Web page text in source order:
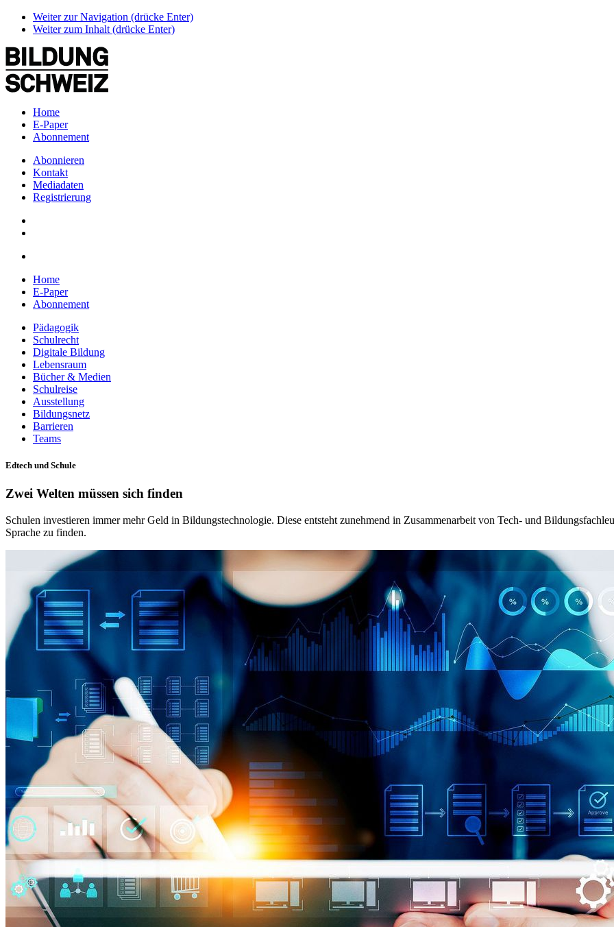
Weiter zur Navigation (drücke Enter)
Weiter zum Inhalt (drücke Enter)
Home
E-Paper
Abonnement
Abonnieren
Kontakt
Mediadaten
Registrierung
Home
E-Paper
Abonnement
Pädagogik
Schulrecht
Digitale Bildung
Lebensraum
Bücher & Medien
Schulreise
Ausstellung
Bildungsnetz
Barrieren
Teams
Edtech und Schule
Zwei Welten müssen sich finden
Schulen investieren immer mehr Geld in Bildungstechnologie. Diese entsteht zunehmend in Zusammenarbeit von Tech- und
Sprache zu finden.